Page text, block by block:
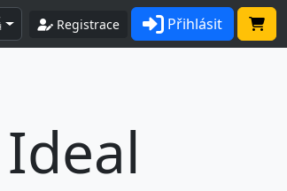
Registrace Přihlásit